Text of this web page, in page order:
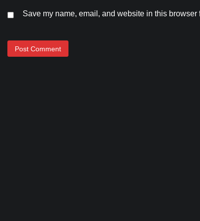
Save my name, email, and website in this browser